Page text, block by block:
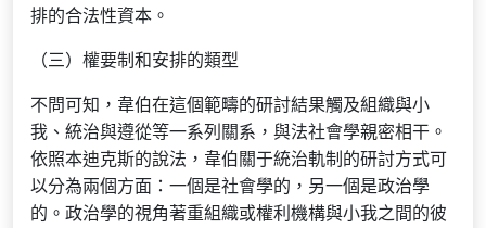
排的合法性資本。
（三）權要制和安排的類型
不問可知，韋伯在這個範疇的研討結果觸及組織與小
我、統治與遵從等一系列關系，與法社會學親密相干。
依照本迪克斯的說法，韋伯關于統治軌制的研討方式可
以分為兩個方面：一個是社會學的，另一個是政治學
的。政治學的視角著重組織或權利機構與小我之間的彼